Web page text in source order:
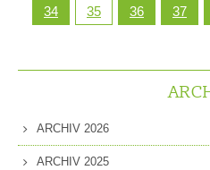
34
35 36 37
ARCHIV 2026
ARCHIV 2025